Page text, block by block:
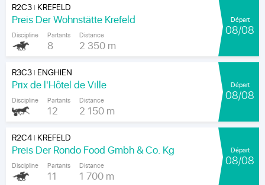
R2C3| KREFELD
Preis Der Wohnstätte Krefeld
Discipline Partants
8
Distance
2 350 m
Départ
08/08
R3C3| ENGHIEN
Prix de l'Hôtel de Ville
Discipline Partants
12
Distance
2 150 m
Départ
08/08
R2C4| KREFELD
Preis Der Rondo Food Gmbh & Co. Kg
Discipline Partants
11
Distance
1 700 m
Départ
08/08